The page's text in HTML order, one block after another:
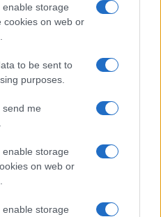
storage
cookies on web or
to be sent to
purposes.
send me
storage
on web or
storage
Moschino a Forte di